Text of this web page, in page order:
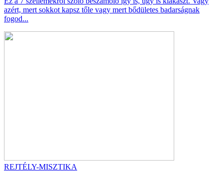
azért, mert sokkot kapsz tőle vagy mert bődületes badarságnak
fogod...
REJTÉLY-MISZTIKA